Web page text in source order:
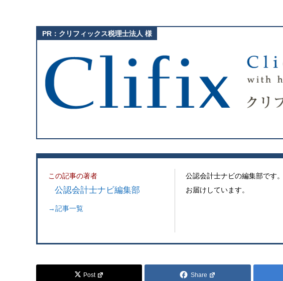
この記事の著者
公認会計士ナビ編集部
→記事一覧
公認会計士ナビの編集部です
お届けしています。
Post Share